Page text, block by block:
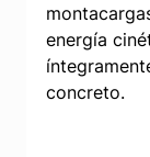
energía
concreto.